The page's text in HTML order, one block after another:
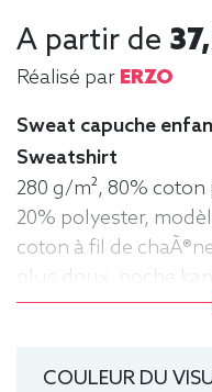
A partir de
Réalisé par ERZO
Sweat capuche
Sweatshirt
280 g/m², 80%
20% polyester,
coton à fil de
plus doux, poche
cordon de serrage
140 (9-10 ans), 152
COULEUR DU